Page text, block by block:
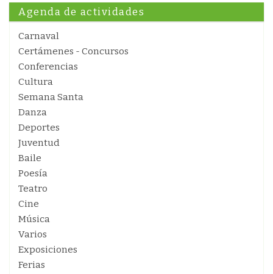
Agenda de actividades
Carnaval
Certámenes - Concursos
Conferencias
Cultura
Semana Santa
Danza
Deportes
Juventud
Baile
Poesía
Teatro
Cine
Música
Varios
Exposiciones
Ferias